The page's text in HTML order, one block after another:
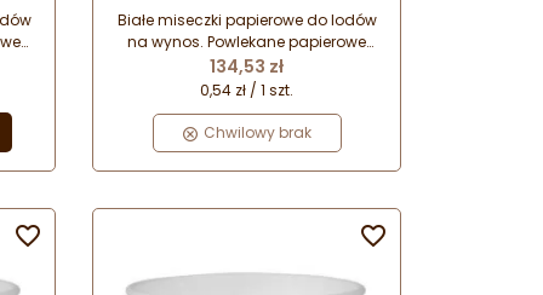
Białe miseczki papierowe do lodów
na wynos. Powlekane papierowe
kubki do lodów. Kubki do lodów na
wynos. Jednorazowe miseczki do
Cena
134,53 zł
0,54 zł / 1 szt.
Chwilowy brak
 